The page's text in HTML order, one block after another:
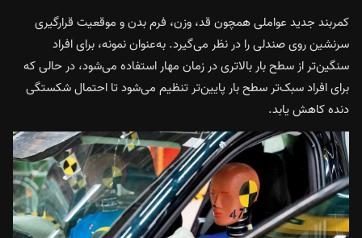
کمربند جدید عواملی همچون قد، وزن، فرم بدن و موقعیت قرارگیری
سرنشین روی صندلی را در نظر می‌گیرد. به‌عنوان نمونه، برای افراد
سنگین‌تر از سطح بار بالاتری در زمان مهار استفاده می‌شود، در حالی که
برای افراد سبک‌تر سطح بار پایین‌تر تنظیم می‌شود تا احتمال شکستگی
دنده کاهش یابد.